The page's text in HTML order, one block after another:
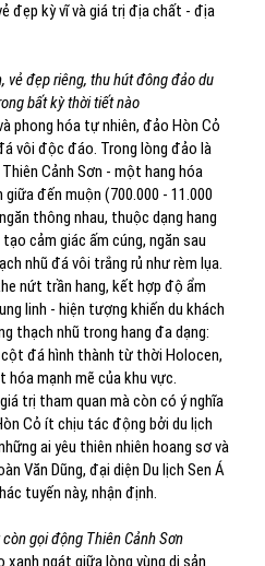
đẹp kỳ vĩ và giá trị địa chất - địa
vẻ đẹp riêng, thu hút đông đảo du
bất kỳ thời tiết nào
phong hóa tự nhiên, đảo Hòn Cỏ
vôi độc đáo. Trong lòng đảo là
Cảnh Sơn - một hang hóa
đến muộn (700.000 - 11.000
thông nhau, thuộc dạng hang
cảm giác ấm cúng, ngăn sau
nhũ đá vôi trắng rủ như rèm lụa.
nứt trần hang, kết hợp độ ẩm
linh - hiện tượng khiến du khách
thạch nhũ trong hang đa dạng:
đá hình thành từ thời Holocen,
hóa mạnh mẽ của khu vực.
trị tham quan mà còn có ý nghĩa
Cỏ ít chịu tác động bởi du lịch
ai yêu thiên nhiên hoang sơ và
Văn Dũng, đại diện Du lịch Sen Á
tuyến này, nhận định.
gọi động Thiên Cảnh Sơn
ngát giữa lòng vùng di sản